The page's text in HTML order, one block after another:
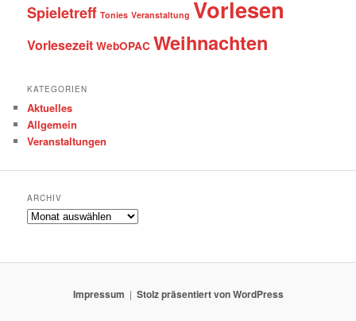
Spieletreff Tonies Veranstaltung Vorlesen
Vorlesezeit WebOPAC Weihnachten
KATEGORIEN
Aktuelles
Allgemein
Veranstaltungen
ARCHIV
Archiv
Impressum Stolz präsentiert von WordPress